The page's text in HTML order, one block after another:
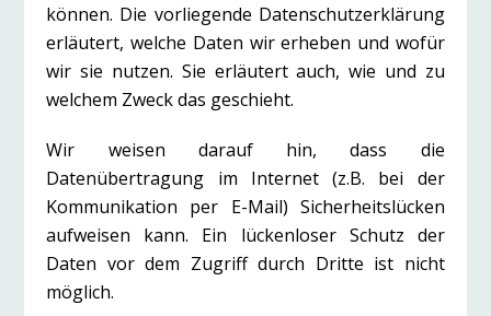
können. Die vorliegende Datenschutzerklärung
erläutert, welche Daten wir erheben und wofür
wir sie nutzen. Sie erläutert auch, wie und zu
welchem Zweck das geschieht.
Wir weisen darauf hin, dass die
Datenübertragung im Internet (z.B. bei der
Kommunikation per E-Mail) Sicherheitslücken
aufweisen kann. Ein lückenloser Schutz der
Daten vor dem Zugriff durch Dritte ist nicht
möglich.